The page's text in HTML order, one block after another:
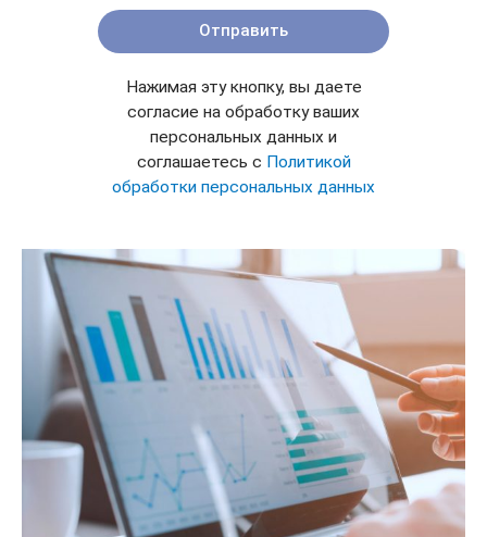
Отправить
Нажимая эту кнопку, вы даете
согласие на обработку ваших
персональных данных и
соглашаетесь с Политикой
обработки персональных данных